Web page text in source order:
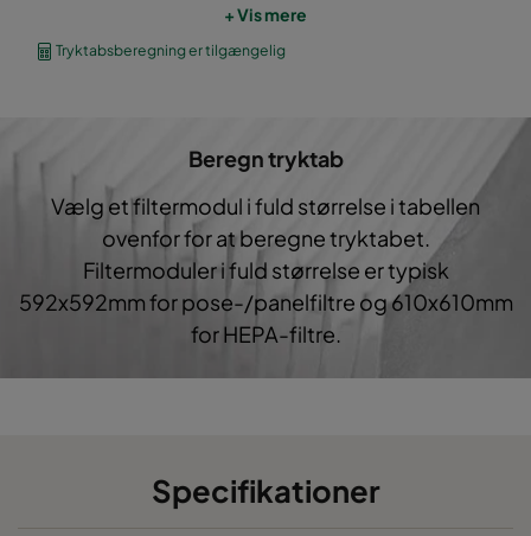
+ Vis mere
Tryktabsberegning er tilgængelig
Beregn tryktab
Vælg et filtermodul i fuld størrelse i tabellen
ovenfor for at beregne tryktabet.
Filtermoduler i fuld størrelse er typisk
592x592mm for pose-/panelfiltre og 610x610mm
for HEPA-filtre.
Specifikationer